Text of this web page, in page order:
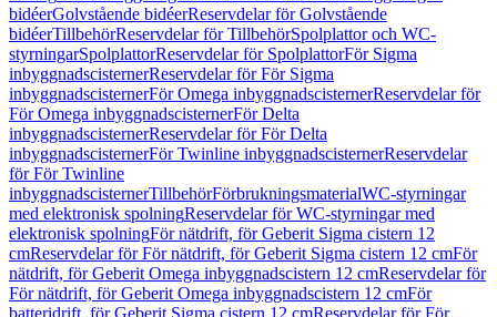
bidéerGolvstående bidéerReservdelar för Golvstående
bidéerTillbehörReservdelar för TillbehörSpolplattor och WC-
styrningarSpolplattorReservdelar för SpolplattorFör Sigma
inbyggnadscisternerReservdelar för För Sigma
inbyggnadscisternerFör Omega inbyggnadscisternerReservdelar för
För Omega inbyggnadscisternerFör Delta
inbyggnadscisternerReservdelar för För Delta
inbyggnadscisternerFör Twinline inbyggnadscisternerReservdelar
för För Twinline
inbyggnadscisternerTillbehörFörbrukningsmaterialWC-styrningar
med elektronisk spolningReservdelar för WC-styrningar med
elektronisk spolningFör nätdrift, för Geberit Sigma cistern 12
cmReservdelar för För nätdrift, för Geberit Sigma cistern 12 cmFör
nätdrift, för Geberit Omega inbyggnadscistern 12 cmReservdelar för
För nätdrift, för Geberit Omega inbyggnadscistern 12 cmFör
batteridrift, för Geberit Sigma cistern 12 cmReservdelar för För